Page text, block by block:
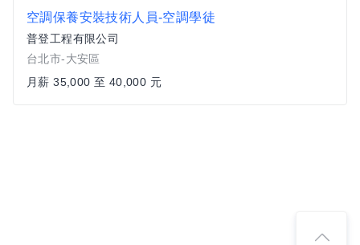
空調保養安裝技術人員-空調學徒
普登工程有限公司
台北市-大安區
月薪 35,000 至 40,000 元